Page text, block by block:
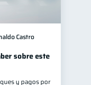
Castro
sobre este
y pagos por